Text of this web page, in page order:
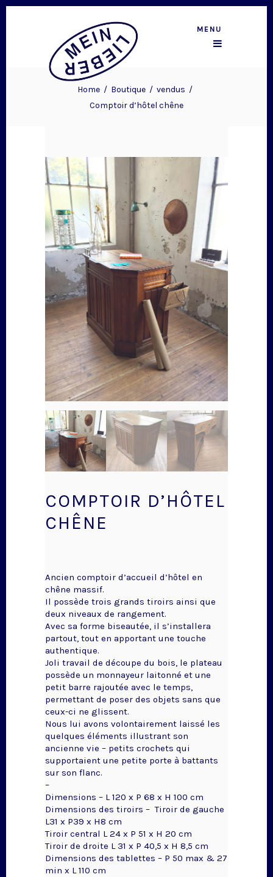
MENU
Home/ Boutique/ vendus /
Comptoir d’hôtel chêne
COMPTOIR D’HÔTEL
CHÊNE
Ancien comptoir d’accueil d’hôtel en
chêne massif.
Il possède trois grands tiroirs ainsi que
deux niveaux de rangement.
Avec sa forme biseautée, il s’installera
partout, tout en apportant une touche
authentique.
Joli travail de découpe du bois, le plateau
possède un monnayeur laitonné et une
petit barre rajoutée avec le temps,
permettant de poser des objets sans que
ceux-ci ne glissent.
Nous lui avons volontairement laissé les
quelques éléments illustrant son
ancienne vie – petits crochets qui
supportaient une petite porte à battants
sur son flanc.
–
Dimensions – L 120 x P 68 x H 100 cm
Dimensions des tiroirs – Tiroir de gauche
L31 x P39 x H8 cm
Tiroir central L 24 x P 51 x H 20 cm
Tiroir de droite L 31 x P 40,5 x H 8,5 cm
Dimensions des tablettes – P 50 max & 27
min x L 110 cm